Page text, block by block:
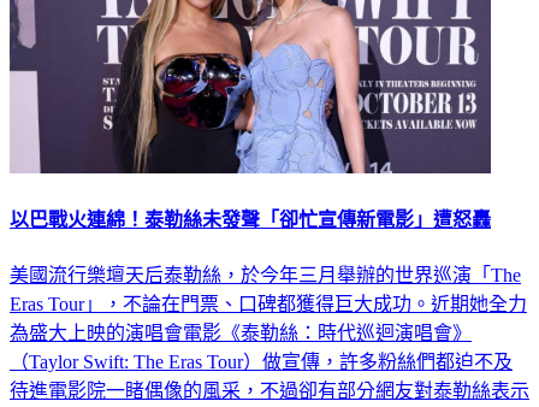
以巴戰火連綿！泰勒絲未發聲「卻忙宣傳新電影」遭怒轟
美國流行樂壇天后泰勒絲，於今年三月舉辦的世界巡演「The
Eras Tour」，不論在門票、口碑都獲得巨大成功。近期她全力
為盛大上映的演唱會電影《泰勒絲：時代巡迴演唱會》
（Taylor Swift: The Eras Tour）做宣傳，許多粉絲們都迫不及
待進電影院一睹偶像的風采，不過卻有部分網友對泰勒絲表示